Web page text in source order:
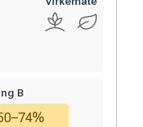
B